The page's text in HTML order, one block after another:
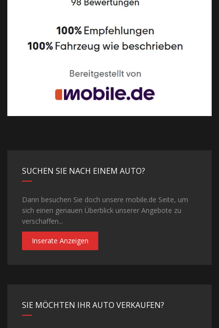
SUCHEN SIE NACH EINEM AUTO?
Dann besuchen Sie doch unsere mobile.de Seite, um
sich einen genauen Überblick unserer Angebote zu
verschaffen...
Inserate Anzeigen
SIE MÖCHTEN IHR AUTO VERKAUFEN?